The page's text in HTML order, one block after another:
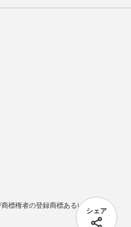
シェア
標権者の登録商標あるいは商標で